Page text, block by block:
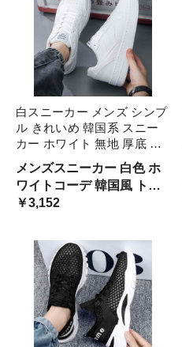
白スニーカー メンズ シンプ
ル きれいめ 韓国系 スニー
カー ホワイト 無地 厚底 シ
ューズ レザースニーカー 合
皮 おしゃれ 抜け感 春夏ス
ニーカー 男性 ボーイ 運動
靴 ベーシック オルチャン系
メンズスニーカー 白色 ホ
ワイトコーデ 韓国風 トレ
ンド 人気 定番 厚底スニー
安い コスパ 学生 通学 レジ
ャー くつ
￥3,152